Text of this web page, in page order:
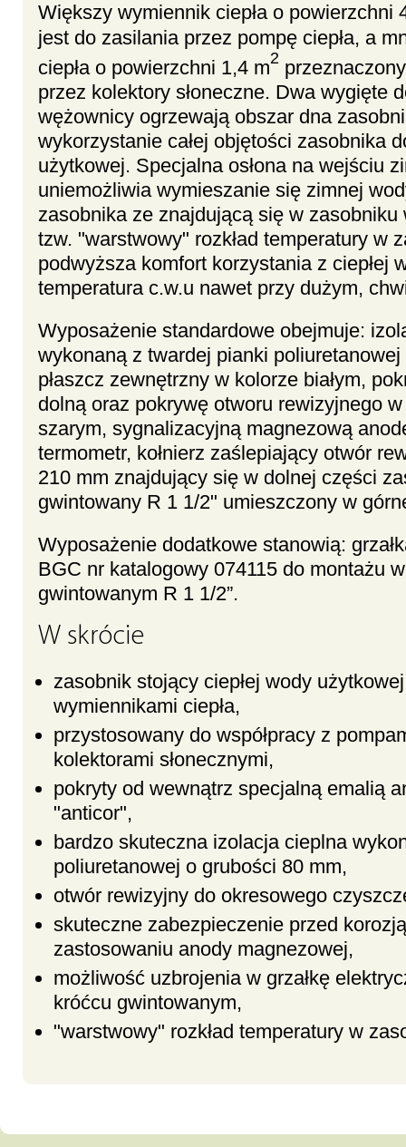
Większy wymiennik ciepła o powierzchni
jest do zasilania przez pompę ciepła, a
ciepła o powierzchni 1,4 m2
przez kolektory słoneczne. Dwa wygięte
wężownicy ogrzewają obszar dna
wykorzystanie całej objętości zasobnika
użytkowej. Specjalna osłona na wejściu
uniemożliwia wymieszanie się zimnej
zasobnika ze znajdującą się w zasobniku
tzw. "warstwowy" rozkład temperatury w
podwyższa komfort korzystania z ciepłej
temperatura c.w.u nawet przy dużym,
Wyposażenie standardowe obejmuje:
wykonaną z twardej pianki
płaszcz zewnętrzny w kolorze białym,
dolną oraz pokrywę otworu rewizyjnego
szarym, sygnalizacyjną magnezową
termometr, kołnierz zaślepiający otwór
210 mm znajdujący się w dolnej części
gwintowany R 1 1/2" umieszczony w
Wyposażenie dodatkowe stanowią:
BGC nr katalogowy 074115 do montażu
gwintowanym R 1 1/2”.
W skrócie
zasobnik stojący ciepłej wody
wymiennikami ciepła,
przystosowany do współpracy z
kolektorami słonecznymi,
pokryty od wewnątrz specjalną emalią
"anticor",
bardzo skuteczna izolacja cieplna
poliuretanowej o grubości 80 mm,
otwór rewizyjny do okresowego
skuteczne zabezpieczenie przed
zastosowaniu anody magnezowej,
możliwość uzbrojenia w grzałkę
króćcu gwintowanym,
"warstwowy" rozkład temperatury w